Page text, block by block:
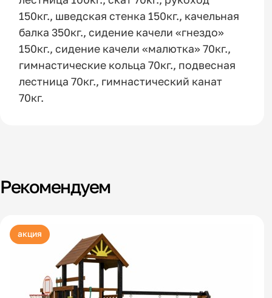
150кг., шведская стенка 150кг., качельная
балка 350кг., сидение качели «гнездо»
150кг., сидение качели «малютка» 70кг.,
гимнастические кольца 70кг., подвесная
лестница 70кг., гимнастический канат
70кг.
Рекомендуем
акция